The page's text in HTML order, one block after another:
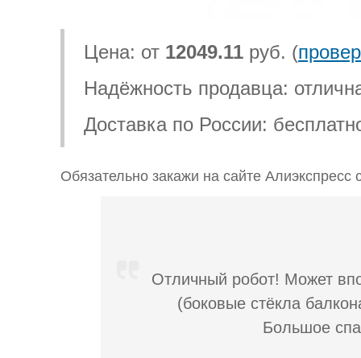
Цена: от 12049.11 руб. (
Надёжность продавца:
Доставка по России:
Обязательно закажи на сайте Алиэкспресс
Отличный робот! Может
(боковые стёкла
Большое